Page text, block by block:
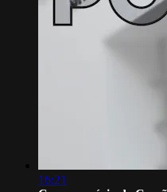
16:21